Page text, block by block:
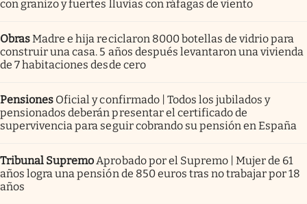
con granizo y fuertes lluvias con ráfagas de viento
ObrasMadre e hija reciclaron 8000 botellas de vidrio para
construir una casa. 5 años después levantaron una vivienda
de 7 habitaciones desde cero
Pensiones Oficial y confirmado | Todos los jubilados y
pensionados deberán presentar el certificado de
supervivencia para seguir cobrando su pensión en España
Tribunal Supremo Aprobado por el Supremo | Mujer de 61
años logra una pensión de 850 euros tras no trabajar por 18
años